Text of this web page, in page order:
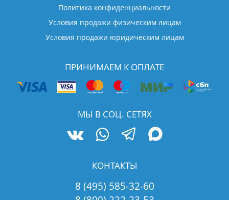
Политика конфиденциальности
Условия продажи физическим лицам
Условия продажи юридическим лицам
ПРИНИМАЕМ К ОПЛАТЕ
МЫ В СОЦ. СЕТЯХ
КОНТАКТЫ
8 (495) 585-32-60